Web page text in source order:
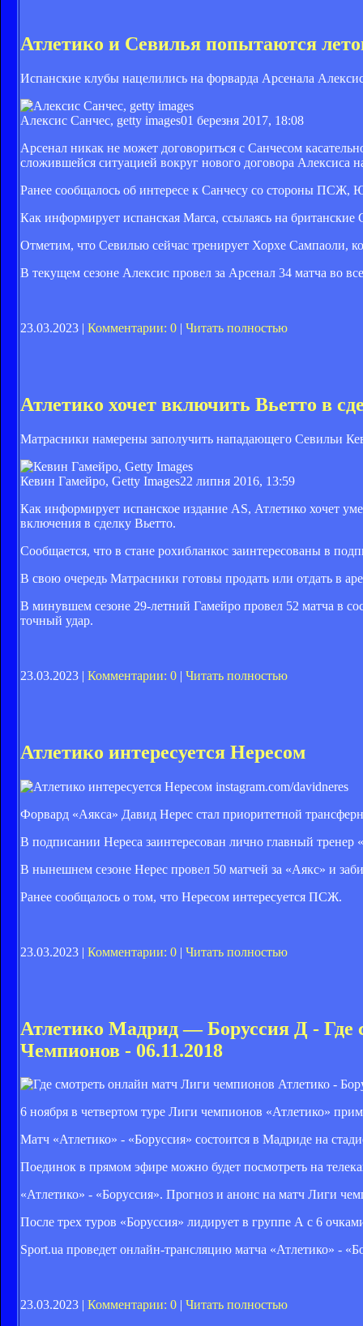
Атлетико и Севилья попытаются
Испанские клубы нацелились на форварда Арсенала
Алексис Санчес, getty images01 березня 2017, 18:08
Арсенал никак не может договориться с Санчесом
сложившейся ситуацией вокруг нового договора Алексиса
Ранее сообщалось об интересе к Санчесу со стороны ПСЖ,
Как информирует испанская Marca, ссылаясь на
Отметим, что Севилью сейчас тренирует Хорхе Сампаоли,
В текущем сезоне Алексис провел за Арсенал 34 матча во
23.03.2023 | Комментарии: 0 | Читать полностью
Атлетико хочет включить Вьетто в
Матрасники намерены заполучить нападающего Севильи
Кевин Гамейро, Getty Images22 липня 2016, 13:59
Как информирует испанское издание AS, Атлетико хочет
включения в сделку Вьетто.
Сообщается, что в стане рохибланкос заинтересованы в
В свою очередь Матрасники готовы продать или отдать в
В минувшем сезоне 29-летний Гамейро провел 52 матча в
точный удар.
23.03.2023 | Комментарии: 0 | Читать полностью
Атлетико интересуется Нересом
instagram.com/davidneres
Форвард «Аякса» Давид Нерес стал приоритетной
В подписании Нереса заинтересован лично главный
В нынешнем сезоне Нерес провел 50 матчей за «Аякс» и
Ранее сообщалось о том, что Нересом интересуется ПСЖ.
23.03.2023 | Комментарии: 0 | Читать полностью
Атлетико Мадрид — Боруссия Д - Где
Чемпионов - 06.11.2018
6 ноября в четвертом туре Лиги чемпионов «Атлетико»
Матч «Атлетико» - «Боруссия» состоится в Мадриде на
Поединок в прямом эфире можно будет посмотреть на
«Атлетико» - «Боруссия». Прогноз и анонс на матч Лиги
После трех туров «Боруссия» лидирует в группе А с 6
Sport.ua проведет онлайн-трансляцию матча «Атлетико» -
23.03.2023 | Комментарии: 0 Читать полностью